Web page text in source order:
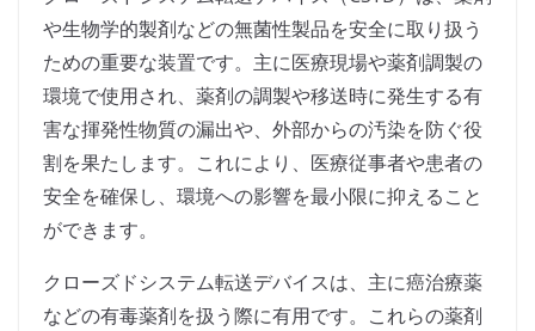
や生物学的製剤などの無菌性製品を安全に取り扱う
ための重要な装置です。主に医療現場や薬剤調製の
環境で使用され、薬剤の調製や移送時に発生する有
害な揮発性物質の漏出や、外部からの汚染を防ぐ役
割を果たします。これにより、医療従事者や患者の
安全を確保し、環境への影響を最小限に抑えること
ができます。
クローズドシステム転送デバイスは、主に癌治療薬
などの有毒薬剤を扱う際に有用です。これらの薬剤